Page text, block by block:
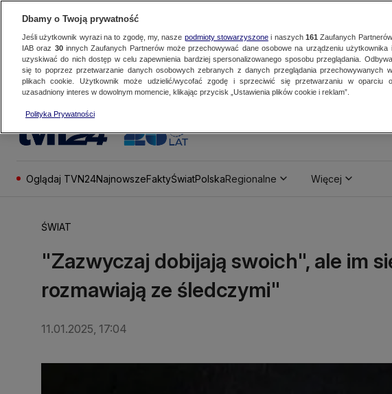
Oglądaj TVN24NajnowszeFaktyŚwiatPolskaRegionalne Więcej
ŚWIAT
"Zazwyczaj dobijają swoich", ale im
rozmawiają ze śledczymi"
11.01.2025, 17:04
Dbamy o Twoją prywatność
Jeśli użytkownik wyrazi na to zgodę, my, nasze podmioty stowarzyszonei naszych 161 Zaufanych Partnerów
IAB oraz 30innych Zaufanych Partnerów może przechowywać dane osobowe na urządzeniu użytkownika i
uzyskiwać do nich dostęp w celu zapewnienia bardziej spersonalizowanego sposobu przeglądania. Odbywa
się to poprzez przetwarzanie danych osobowych zebranych z danych przeglądania przechowywanych w
plikach cookie. Użytkownik może udzielić/wycofać zgodę i sprzeciwić się przetwarzaniu w oparciu o
uzasadniony interes w dowolnym momencie, klikając przycisk „Ustawienia plików cookie i reklam”.
Polityka Prywatności